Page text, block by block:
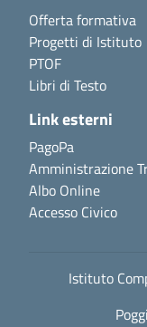
Offerta formativa
Progetti di Istituto
PTOF
Libri di Testo
Link esterni
PagoPa
Amministrazione
Albo Online
Accesso Civico
Istituto